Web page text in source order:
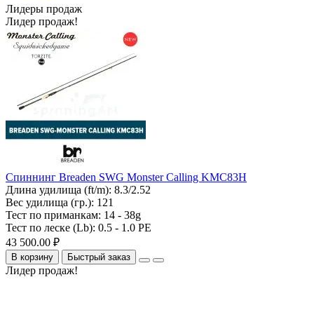
Лидеры продаж
Лидер продаж!
Спиннинг Breaden SWG Monster Calling KMC83H
Длина удилища (ft/m): 8.3/2.52
Вес удилища (гр.): 121
Тест по приманкам: 14 - 38g
Тест по леске (Lb): 0.5 - 1.0 PE
43 500.00 ₽
В корзину Быстрый заказ
Лидер продаж!